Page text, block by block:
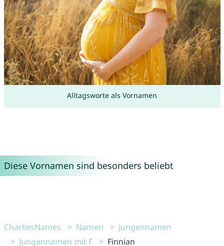
Alltagsworte als Vornamen
Diese Vornamen sind besonders beliebt
CharliesNames Namen
Jungennamen
Jungennamen mit F
Finnian